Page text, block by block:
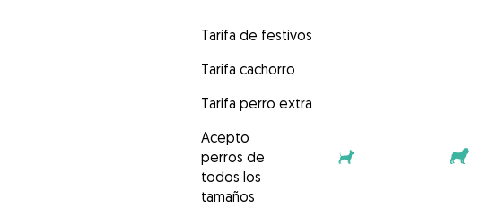
Tarifa de festivos
Tarifa cachorro
Tarifa perro extra
Acepto
perros de
todos los
tamaños